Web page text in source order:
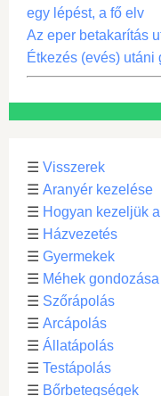
egy lépést, a fő elv
Az eper betakarítás
Étkezés (evés)
☰ Visszerek
☰ Aranyér kezelése
☰ Hogyan kezeljük
☰ Házvezetés
☰ Gyermekek
☰ Méhek gondozása
☰ Szőrápolás
☰ Arcápolás
☰ Állatápolás
☰ Testápolás
☰ Bőrbetegségek